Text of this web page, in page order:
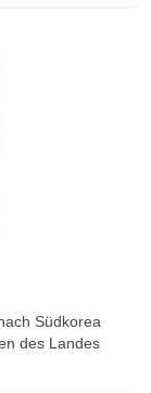
Südkorea
des Landes